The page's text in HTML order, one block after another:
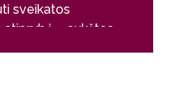
sveikatos
– aukštos